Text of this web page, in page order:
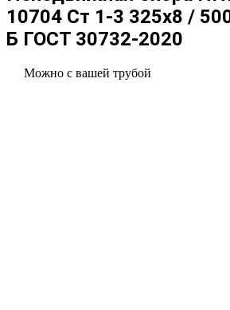
10704 Ст 1-3 325x8 /
Б ГОСТ 30732-2020
Можно с вашей трубой